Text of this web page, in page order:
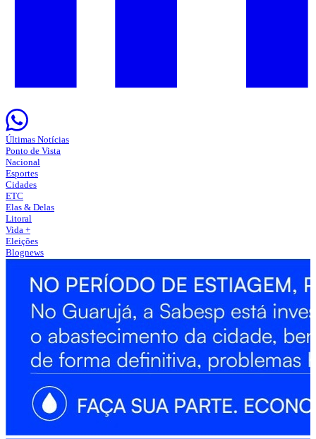
Últimas Notícias
Ponto de Vista
Nacional
Esportes
Cidades
ETC
Elas & Delas
Litoral
Vida +
Eleições
Blognews